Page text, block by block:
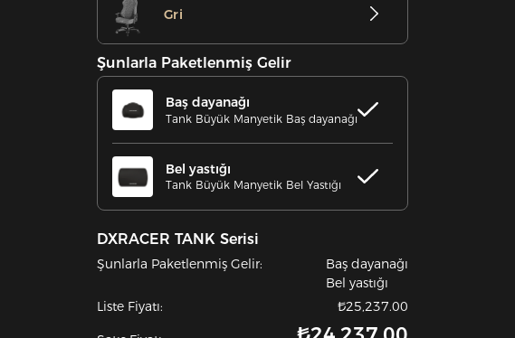
Gri
Şunlarla Paketlenmiş Gelir
Baş dayanağı
Tank Büyük Manyetik Baş dayanağı
Bel yastığı
Tank Büyük Manyetik Bel Yastığı
DXRACER TANK Serisi
Şunlarla Paketlenmiş Gelir:
Baş dayanağı
Bel yastığı
Liste Fiyatı:
₺25,237.00